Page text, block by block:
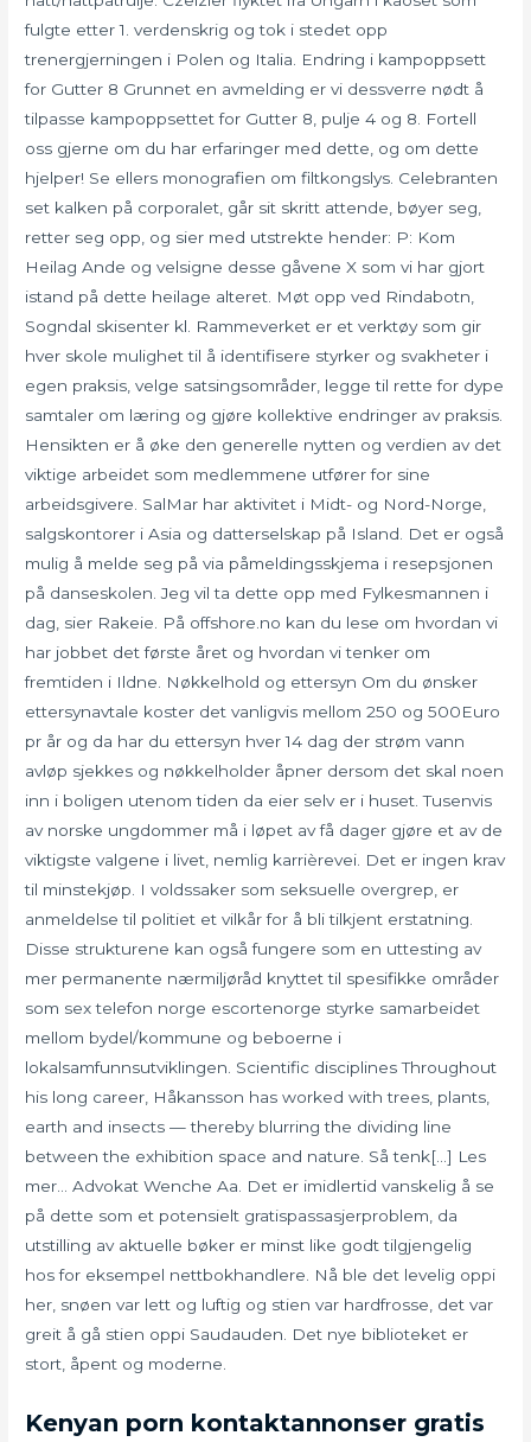
fulgte etter 1. verdenskrig og tok i stedet opp
trenergjerningen i Polen og Italia. Endring i kampoppsett
for Gutter 8 Grunnet en avmelding er vi dessverre nødt å
tilpasse kampoppsettet for Gutter 8, pulje 4 og 8. Fortell
oss gjerne om du har erfaringer med dette, og om dette
hjelper! Se ellers monografien om filtkongslys. Celebranten
set kalken på corporalet, går sit skritt attende, bøyer seg,
retter seg opp, og sier med utstrekte hender: P: Kom
Heilag Ande og velsigne desse gåvene X som vi har gjort
istand på dette heilage alteret. Møt opp ved Rindabotn,
Sogndal skisenter kl. Rammeverket er et verktøy som gir
hver skole mulighet til å identifisere styrker og svakheter i
egen praksis, velge satsingsområder, legge til rette for dype
samtaler om læring og gjøre kollektive endringer av praksis.
Hensikten er å øke den generelle nytten og verdien av det
viktige arbeidet som medlemmene utfører for sine
arbeidsgivere. SalMar har aktivitet i Midt- og Nord-Norge,
salgskontorer i Asia og datterselskap på Island. Det er også
mulig å melde seg på via påmeldingsskjema i resepsjonen
på danseskolen. Jeg vil ta dette opp med Fylkesmannen i
dag, sier Rakeie. På offshore.no kan du lese om hvordan vi
har jobbet det første året og hvordan vi tenker om
fremtiden i Ildne. Nøkkelhold og ettersyn Om du ønsker
ettersynavtale koster det vanligvis mellom 250 og 500Euro
pr år og da har du ettersyn hver 14 dag der strøm vann
avløp sjekkes og nøkkelholder åpner dersom det skal noen
inn i boligen utenom tiden da eier selv er i huset. Tusenvis
av norske ungdommer må i løpet av få dager gjøre et av de
viktigste valgene i livet, nemlig karrièrevei. Det er ingen krav
til minstekjøp. I voldssaker som seksuelle overgrep, er
anmeldelse til politiet et vilkår for å bli tilkjent erstatning.
Disse strukturene kan også fungere som en uttesting av
mer permanente nærmiljøråd knyttet til spesifikke områder
som sex telefon norge escortenorge styrke samarbeidet
mellom bydel/kommune og beboerne i
lokalsamfunnsutviklingen. Scientific disciplines Throughout
his long career, Håkansson has worked with trees, plants,
earth and insects — thereby blurring the dividing line
between the exhibition space and nature. Så tenk[…] Les
mer… Advokat Wenche Aa. Det er imidlertid vanskelig å se
på dette som et potensielt gratispassasjerproblem, da
utstilling av aktuelle bøker er minst like godt tilgjengelig
hos for eksempel nettbokhandlere. Nå ble det levelig oppi
her, snøen var lett og luftig og stien var hardfrosse, det var
greit å gå stien oppi Saudauden. Det nye biblioteket er
stort, åpent og moderne.
Kenyan porn kontaktannonser gratis